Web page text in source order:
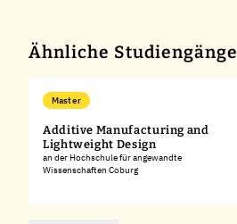
Ähnliche Studiengänge
Master
Additive Manufacturing and
Lightweight Design
an der Hochschule für angewandte
Wissenschaften Coburg